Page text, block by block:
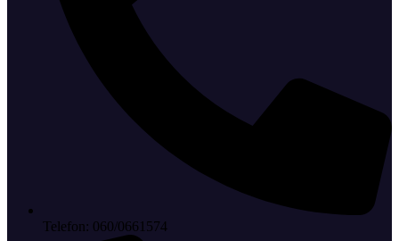
Telefon: 060/0661574